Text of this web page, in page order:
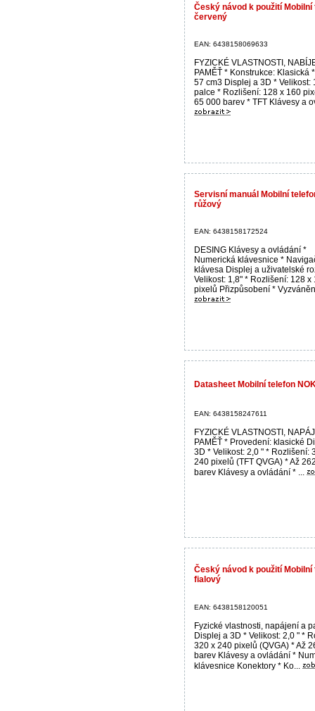
Český návod k použití
červený
EAN: 6438158069633
FYZICKÉ VLASTNOSTI,
PAMĚŤ * Konstrukce: Klasická
57 cm3 Displej a 3D * Velikost:
palce * Rozlišení: 128 x 160
65 000 barev * TFT Klávesy a
Servisní manuál Mobilní
růžový
EAN: 6438158172524
DESING Klávesy a ovládání *
Numerická klávesnice *
klávesa Displej a uživatelské
Velikost: 1,8" * Rozlišení: 128 x
pixelů Přizpůsobení *
Datasheet Mobilní telefon
EAN: 6438158247611
FYZICKÉ VLASTNOSTI,
PAMĚŤ * Provedení: klasické
3D * Velikost: 2,0 " * Rozlišení:
240 pixelů (TFT QVGA) * Až
barev Klávesy a ovládání * ...
Český návod k použití
fialový
EAN: 6438158120051
Fyzické vlastnosti, napájení a
Displej a 3D * Velikost: 2,0 " *
320 x 240 pixelů (QVGA) * Až
barev Klávesy a ovládání *
klávesnice Konektory * Ko...